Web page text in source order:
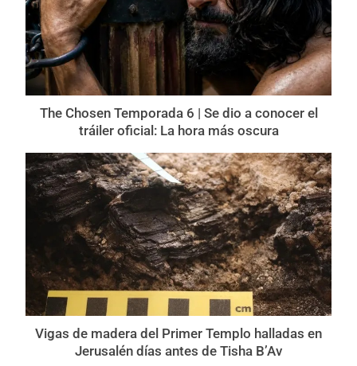
The Chosen Temporada 6 | Se dio a conocer el
tráiler oficial: La hora más oscura
Vigas de madera del Primer Templo halladas en
Jerusalén días antes de Tisha B’Av